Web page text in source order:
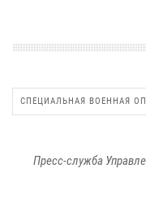
СПЕЦИАЛЬНАЯ ВОЕННАЯ
Пресс-служба